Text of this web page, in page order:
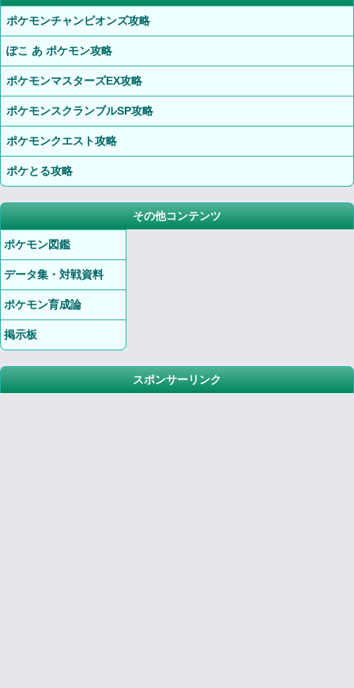
ポケモンチャンピオンズ攻略
ぽこ あ ポケモン攻略
ポケモンマスターズEX攻略
ポケモンスクランブルSP攻略
ポケモンクエスト攻略
ポケとる攻略
その他コンテンツ
ポケモン図鑑
データ集・対戦資料
ポケモン育成論
掲示板
スポンサーリンク